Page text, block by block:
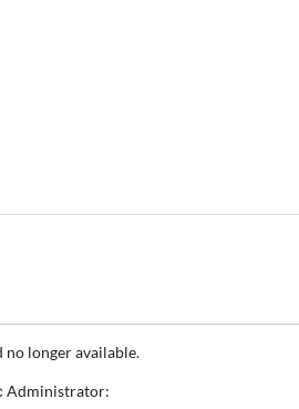
no longer available.
Administrator: